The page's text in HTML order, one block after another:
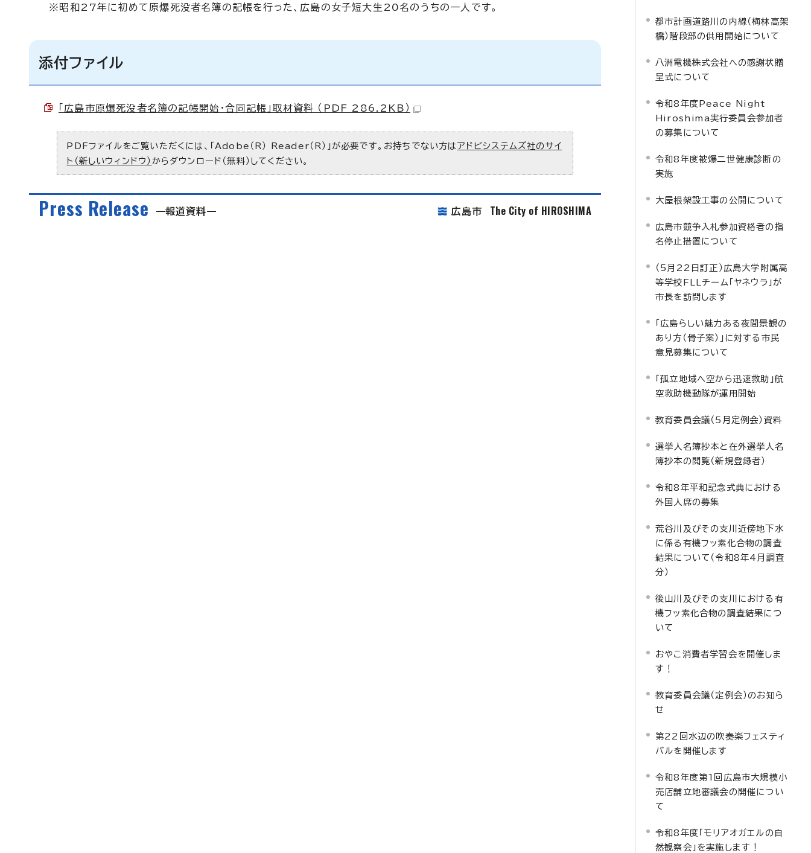
※昭和27年に初めて原爆死没者名簿の記帳を行った、広島の女子短大生20名のうちの一人です。
添付ファイル
「広島市原爆死没者名簿の記帳開始・合同記帳」取材資料 （PDF 286.2KB）
PDFファイルをご覧いただくには、「Adobe（R） Reader（R）」が必要です。お持ちでない方は アドビシステムズ社のサイ
ト（新しいウィンドウ） からダウンロード（無料）してください。
Press Release 報道資料 広島市 The City of HIROSHIMA
都市計画道路川の内線（梅林高架
橋）階段部の供用開始について
八洲電機株式会社への感謝状贈
呈式について
令和8年度Peace Night
Hiroshima実行委員会参加者
の募集について
令和8年度被爆二世健康診断の
実施
大屋根架設工事の公開について
広島市競争入札参加資格者の指
名停止措置について
（5月22日訂正）広島大学附属高
等学校FLLチーム「ヤネウラ」が
市長を訪問します
「広島らしい魅力ある夜間景観の
あり方（骨子案）」に対する市民
意見募集について
「孤立地域へ空から迅速救助」航
空救助機動隊が運用開始
教育委員会議（5月定例会）資料
選挙人名簿抄本と在外選挙人名
簿抄本の閲覧（新規登録者）
令和8年平和記念式典における
外国人席の募集
荒谷川及びその支川近傍地下水
に係る有機フッ素化合物の調査
結果について（令和8年4月調査
分）
後山川及びその支川における有
機フッ素化合物の調査結果につ
いて
おやこ消費者学習会を開催しま
す！
教育委員会議（定例会）のお知ら
せ
第22回水辺の吹奏楽フェスティ
バルを開催します
令和8年度第1回広島市大規模小
売店舗立地審議会の開催につい
て
令和8年度「モリアオガエルの自
然観察会」を実施します！